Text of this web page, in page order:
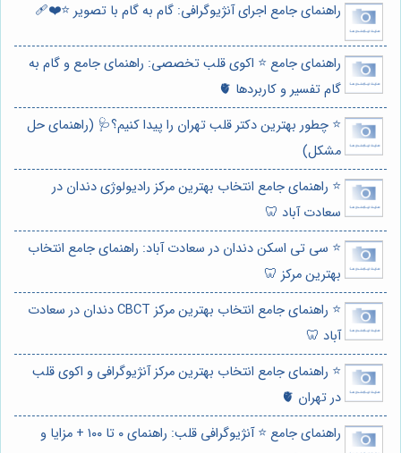
راهنمای جامع اجرای آنژیوگرافی: گام به گام با تصویر ⭐️❤️‍🩹
راهنمای جامع ⭐️ اکوی قلب تخصصی: راهنمای جامع و گام به
گام تفسیر و کاربردها 🫀
⭐️ چطور بهترین دکتر قلب تهران را پیدا کنیم؟🩺 (راهنمای حل
مشکل)
⭐️ راهنمای جامع انتخاب بهترین مرکز رادیولوژی دندان در
سعادت آباد 🦷
⭐️ سی تی اسکن دندان در سعادت آباد: راهنمای جامع انتخاب
بهترین مرکز 🦷
⭐️ راهنمای جامع انتخاب بهترین مرکز CBCT دندان در سعادت
آباد 🦷
⭐️ راهنمای جامع انتخاب بهترین مرکز آنژیوگرافی و اکوی قلب
در تهران 🫀
راهنمای جامع ⭐️ آنژیوگرافی قلب: راهنمای ۰ تا ۱۰۰ + مزایا و